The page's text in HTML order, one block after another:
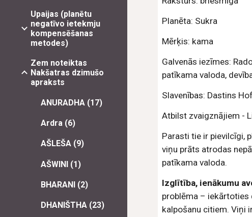
Upaijas (planētu
negatīvo ietekmju
kompensēšanas
metodes)
Zem noteiktas
Nakšatras dzimušo
apraksts
ANURADHA (17)
Ardra (6)
AŠLEŠA (9)
AŠWINI (1)
BHARANI (2)
DHANIŠTHA (23)
Planēta: Sukra
Mērķis: kama
Galvenās iezīmes:
patīkama valoda,
Slavenības: Dastins
Atbilst zvaigznājiem -
Parasti tie ir pievilcīgi,
viņu prāts atrodas
patīkama valoda.
Izglītība, ienākumu
problēma – iekārtoties
kalpošanu citiem. Viņi